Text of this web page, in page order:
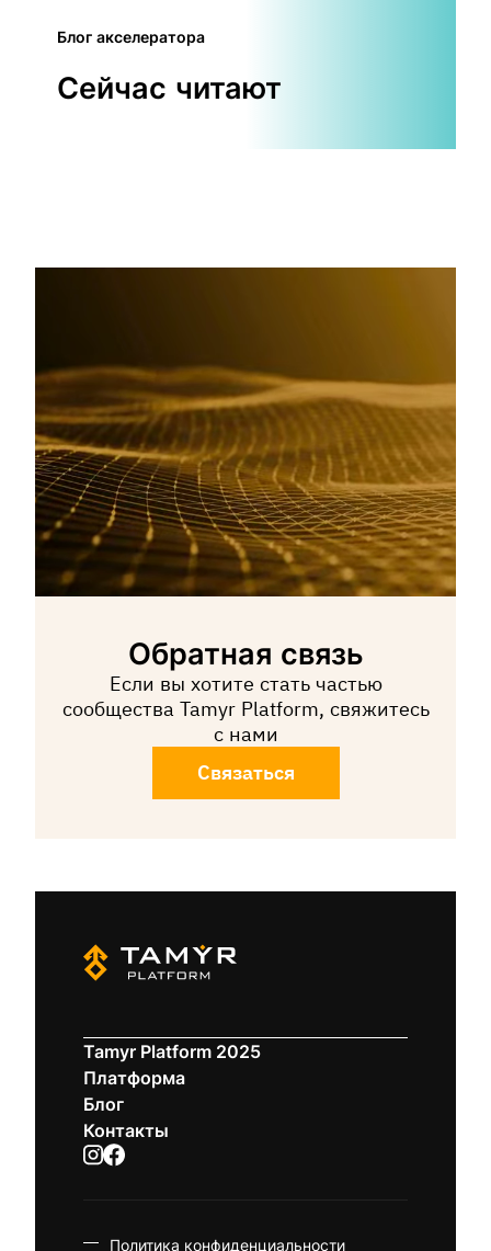
Блог акселератора
Сейчас читают
Обратная связь
Если вы хотите стать частью
сообщества Tamyr Platform, свяжитесь
с нами
Связаться
Tamyr Platform 2025
Платформа
Блог
Контакты
Политика конфиденциальности